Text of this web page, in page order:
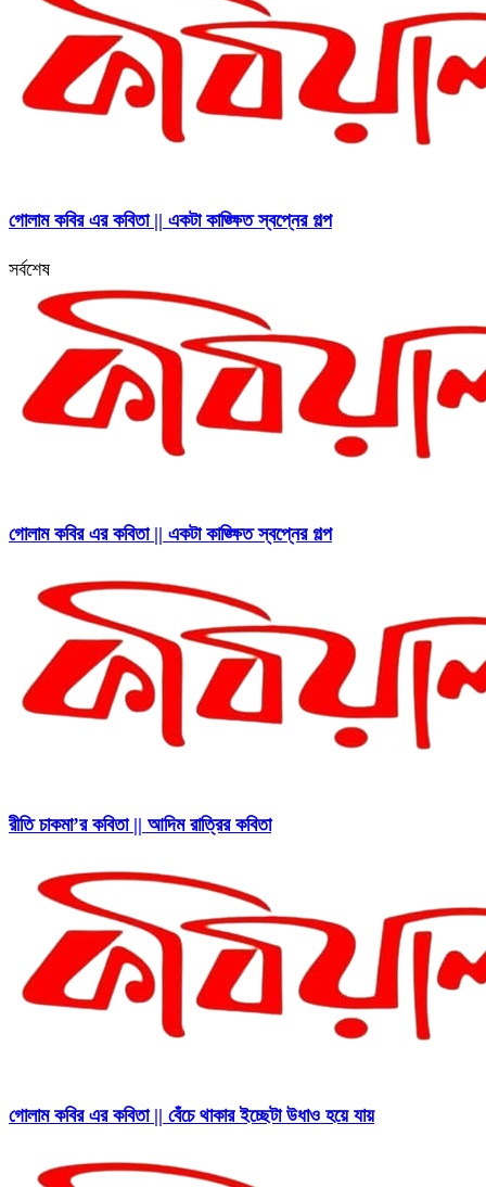
গোলাম কবির এর কবিতা || একটা কাঙ্ক্ষিত স্বপ্নের গল্প
সর্বশেষ
গোলাম কবির এর কবিতা || একটা কাঙ্ক্ষিত স্বপ্নের গল্প
রীতি চাকমা’র কবিতা || আদিম রাত্রির কবিতা
গোলাম কবির এর কবিতা || বেঁচে থাকার ইচ্ছেটা উধাও হয়ে যায়